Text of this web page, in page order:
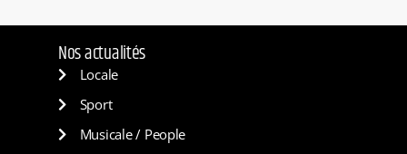
Nos actualités
Locale
Sport
Musicale / People